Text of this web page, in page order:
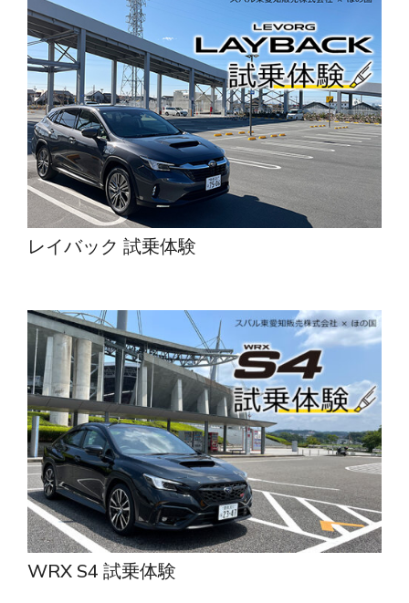
レイバック 試乗体験
WRX S4 試乗体験